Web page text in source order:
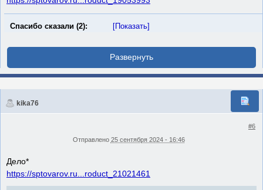
Спасибо сказали (2): [Показать]
kika76
#6
Отправлено 25 сентября 2024 - 16:46
Дело*
https://sptovarov.ru...roduct_21021461